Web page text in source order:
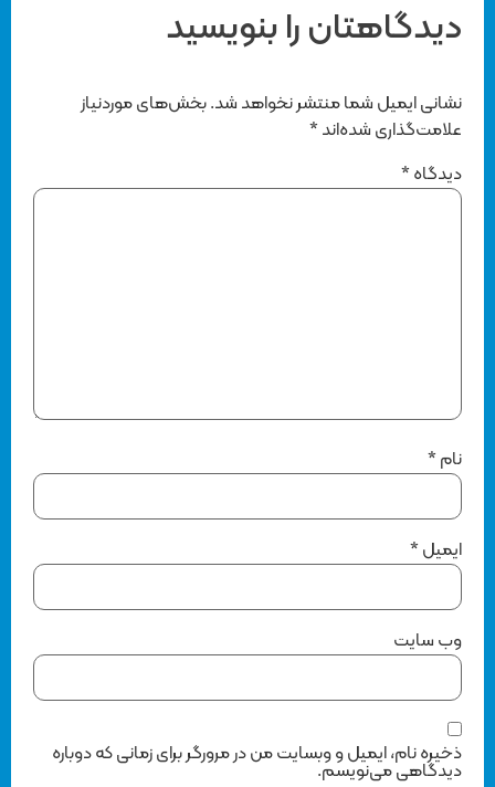
دیدگاهتان را بنویسید
نشانی ایمیل شما منتشر نخواهد شد. بخش‌های موردنیاز
علامت‌گذاری شده‌اند*
دیدگاه*
*
ایمیل*
وب‌ سایت
ذخیره نام، ایمیل و وبسایت من در مرورگر برای زمانی که دوباره
دیدگاهی می‌نویسم.